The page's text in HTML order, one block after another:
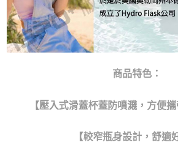
商品特色：
【壓入式滑蓋杯蓋防噴濺，方便攜
【較窄瓶身設計，舒適